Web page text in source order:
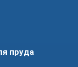
пруда